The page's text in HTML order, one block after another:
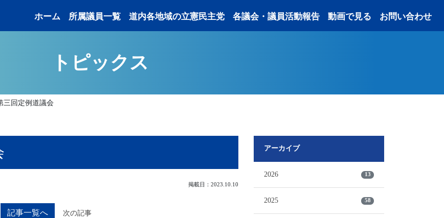
ホーム 所属議員一覧 道内各地域の立憲民主党 各議会・議員活動報告 動画で見る お問い合わせ
トピックス
三回定例道議会
掲載日：2023.10.10
記事一覧へ 次の記事
アーカイブ
2026 13
2025 58